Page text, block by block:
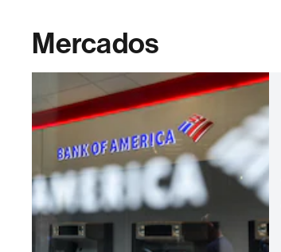
Mercados